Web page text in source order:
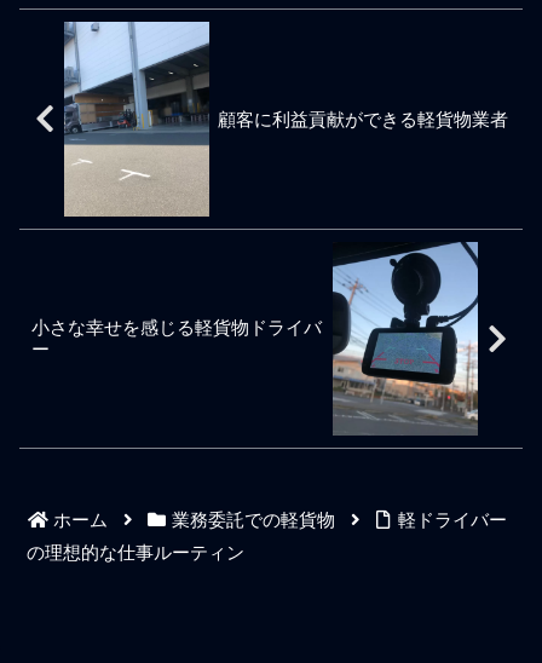
故重要なのかを理解できて
いない駄目な奴はしっぺ返
しを食らう。自分に都合の
悪いことを事実と真実を捻
じ曲げてその場を凌いでも
業務不履行や約束不履行を
すると軽貨物運送業者や個
人事業主ドライバーはその
後に何年が過ぎようと賠償
請求の対象となる。裏切り
は同業関係者へ情報の御触
ドライバー業者も多く見か
り、インターネット通販の
配達の荷物を1日あたりいっ
ぱい運ぶことができればお
金になるといった仕事で
す。簡単にいうと自分で自
分に課すノルマ式です。頑
張るとか、やらされる、と
いう甘い仕事ではない
責任者としてお酒を簡単に
飲まないのは普通のことで
ある。ふと思う。昭和、平
成、若い頃はネクタイ族の
都内勤務で毎日のように定
時になれば会社近くの飲み
屋に立ち寄ったりハシゴし
て夜の銀座へと向かったり
する日々で仕事や事業のモ
チベーションを維持してい
んである。そう考えると若
い頃の私にとって仕事のお
いくゼロイチの実感話が酒
さに小さな勝利は美酒。昔
は、海外との取引や日本全
国の顧客と関わりながらワ
事案件に挑むことになるわ
けだが、一歩間違えると成
表裏を勘ぐり始める負のス
パイラルに陥っている軽貨
物ドライバーもいたりする
が私にとってそれは論外。
そのようなことを繰り返す
と仕事があることへの感謝
を忘れてしまいがちになる
ので先々を不安にするだけ
である。そんな人間はどこ
で何の仕事をやっても慣れ
てきた頃合いに不平不満を
イナス思考も強くなって、
顧客に利益貢献ができる軽貨物業者
小さな幸せを感じる軽貨物ドライバ
ー
ホーム 業務委託での軽貨物
軽ドライバー
の理想的な仕事ルーティン